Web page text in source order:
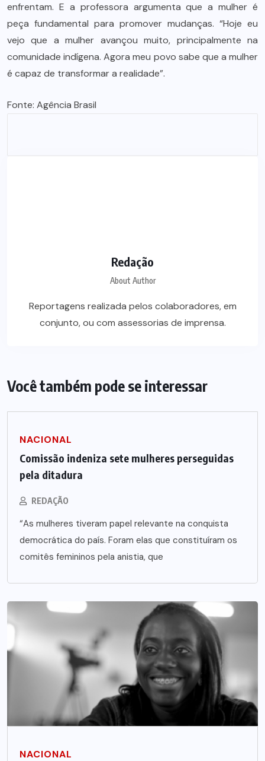
enfrentam. E a professora argumenta que a mulher é
peça fundamental para promover mudanças. “Hoje eu
vejo que a mulher avançou muito, principalmente na
comunidade indígena. Agora meu povo sabe que a mulher
é capaz de transformar a realidade”.
Fonte: Agência Brasil
Redação
About Author
Reportagens realizada pelos colaboradores, em
conjunto, ou com assessorias de imprensa.
Você também pode se interessar
NACIONAL
Comissão indeniza sete mulheres perseguidas
pela ditadura
REDAÇÃO
“As mulheres tiveram papel relevante na conquista
democrática do país. Foram elas que constituíram os
comitês femininos pela anistia, que
NACIONAL